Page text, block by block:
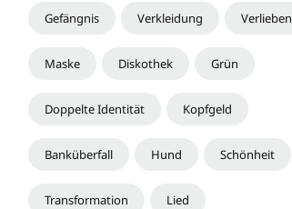
Gefängnis Verkleidung Verlieben
Maske Diskothek Grün
Doppelte Identität Kopfgeld
Banküberfall Hund Schönheit
Transformation Lied